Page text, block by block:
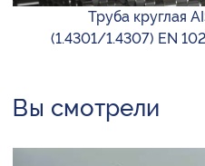
Труба круглая
(1.4301/1.4307) EN
Вы смотрели